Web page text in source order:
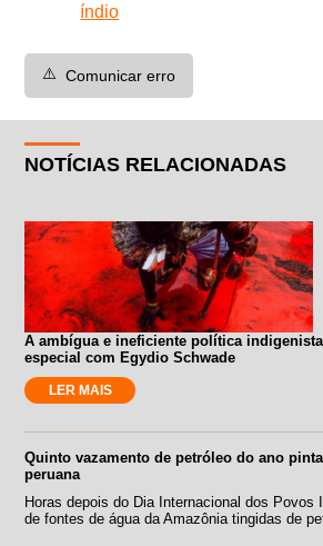
índio
⚠️ Comunicar erro
NOTÍCIAS RELACIONADAS
A ambígua e ineficiente política
especial com Egydio Schwade
LER MAIS
Quinto vazamento de petróleo do ano
peruana
Horas depois do Dia Internacional dos Povos
de fontes de água da Amazônia tingidas de